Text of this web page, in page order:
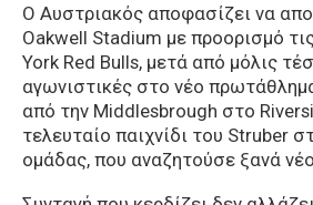
Ο Αυστριακός αποφασίζει να
Oakwell Stadium με προορισμό
York Red Bulls, μετά από μόλις
αγωνιστικές στο νέο
από την Middlesbrough στο
τελευταίο παιχνίδι του Struber
ομάδας, που αναζητούσε ξανά